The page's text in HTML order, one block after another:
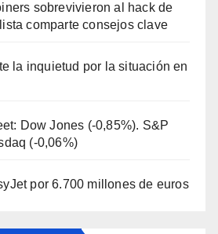
sobrevivieron al hack de
comparte consejos clave
la inquietud por la situación en
Dow Jones (-0,85%). S&P
(-0,06%)
por 6.700 millones de euros